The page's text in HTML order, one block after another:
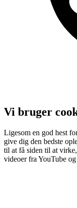
Vi bruger
Ligesom en god hest
give dig den bedste
til at få siden til at
videoer fra YouTube og